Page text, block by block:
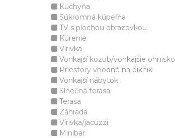
Kuchyňa
Súkromná kúpeľňa
TV s plochou obrazovkou
Kúrenie
Vírivka
Vonkajší kozub/vonkajšie ohnisko
Priestory vhodné na piknik
Vonkajší nábytok
Slnečná terasa
Terasa
Záhrada
Vírivka/jacuzzi
Minibar